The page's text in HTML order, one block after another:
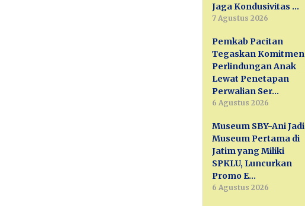
Jaga Kondusivitas …
7 Agustus 2026
Pemkab Pacitan
Tegaskan Komitmen
Perlindungan Anak
Lewat Penetapan
Perwalian Ser…
6 Agustus 2026
Museum SBY-Ani Jadi
Museum Pertama di
Jatim yang Miliki
SPKLU, Luncurkan
Promo E…
6 Agustus 2026